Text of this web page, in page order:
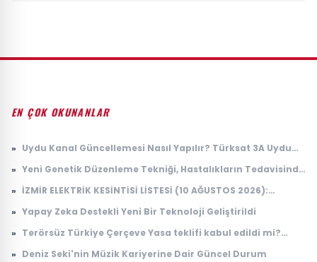
EN ÇOK OKUNANLAR
» Uydu Kanal Güncellemesi Nasıl Yapılır? Türksat 3A Uydu
» Yeni Genetik Düzenleme Tekniği, Hastalıkların Tedavisinde
» İZMİR ELEKTRİK KESİNTİSİ LİSTESİ (10 AĞUSTOS 2026):
ilçe için duyurdu
» Yapay Zeka Destekli Yeni Bir Teknoloji Geliştirildi
» Terörsüz Türkiye Çerçeve Yasa teklifi kabul edildi mi?
» Deniz Seki'nin Müzik Kariyerine Dair Güncel Durum